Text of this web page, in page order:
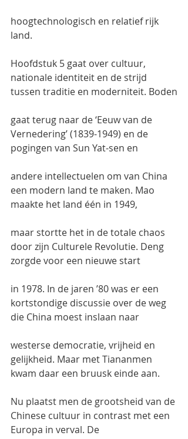
hoogtechnologisch en relatief rijk
land.
Hoofdstuk 5 gaat over cultuur,
nationale identiteit en de strijd
tussen traditie en moderniteit. Boden
gaat terug naar de ‘Eeuw van de
Vernedering’ (1839-1949) en de
pogingen van Sun Yat-sen en
andere intellectuelen om van China
een modern land te maken. Mao
maakte het land één in 1949,
maar stortte het in de totale chaos
door zijn Culturele Revolutie. Deng
zorgde voor een nieuwe start
in 1978. In de jaren ’80 was er een
kortstondige discussie over de weg
die China moest inslaan naar
westerse democratie, vrijheid en
gelijkheid. Maar met Tiananmen
kwam daar een bruusk einde aan.
Nu plaatst men de grootsheid van de
Chinese cultuur in contrast met een
Europa in verval. De